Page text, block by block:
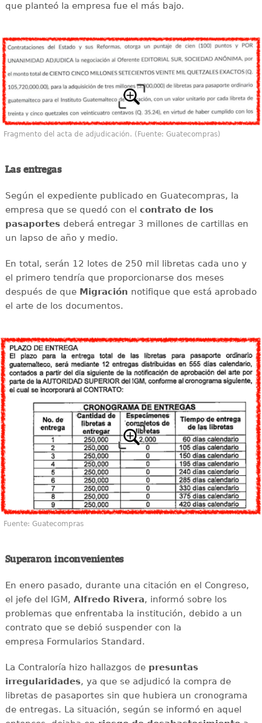
que planteó la empresa fue el más bajo.
Fragmento del acta de adjudicación. (Fuente: Guatecompras)
Las entregas
Según el expediente publicado en Guatecompras, la
empresa que se quedó con el contrato de los
pasaportesdeberá entregar 3 millones de cartillas en
un lapso de año y medio.
En total, serán 12 lotes de 250 mil libretas cada uno y
el primero tendría que proporcionarse dos meses
después de que Migración notifique que está aprobado
el arte de los documentos.
Fuente: Guatecompras
Superaron inconvenientes
En enero pasado, durante una citación en el Congreso,
el jefe del IGM, Alfredo Rivera, informó sobre los
problemas que enfrentaba la institución, debido a un
contrato que se debió suspender con la
empresa Formularios Standard.
La Contraloría hizo hallazgos de presuntas
irregularidades, ya que se adjudicó la compra de
libretas de pasaportes sin que hubiera un cronograma
de entregas. La situación, según se informó en aquel